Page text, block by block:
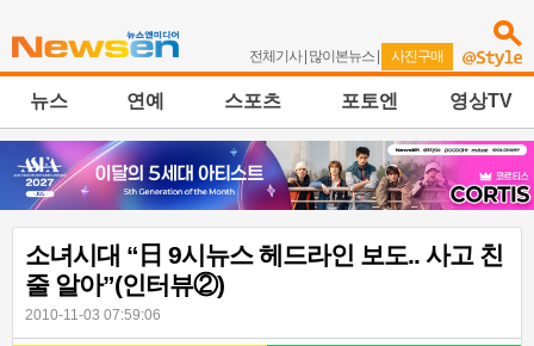
전체기사| 많이본뉴스 | 사진구매
뉴스 연예 스포츠 포토엔 영상TV
소녀시대 “日 9시뉴스 헤드라인 보도.. 사고 친
줄 알아”(인터뷰②)
2010-11-03 07:59:06